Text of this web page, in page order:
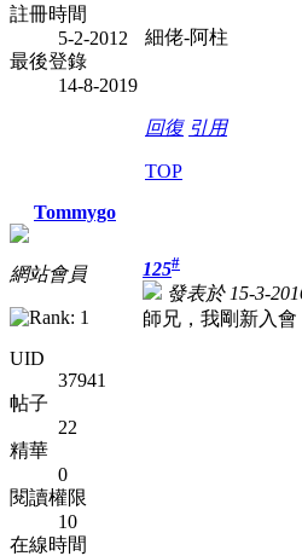
註冊時間
5-2-2012
最後登錄
14-8-2019
細佬-阿柱
回復 引用
TOP
Tommygo
網站會員
UID
37941
帖子
22
精華
0
閱讀權限
10
在線時間
125#
發表於 15-3-
師兄，我剛新入會